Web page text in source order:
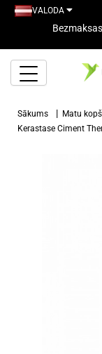
VALODA
Sākums Matu
Kerastase Ciment